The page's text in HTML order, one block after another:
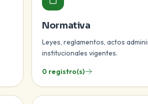
Normativa
Leyes, reglamentos, actos
institucionales vigentes.
0 registro(s)